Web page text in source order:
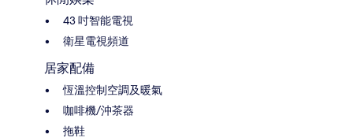
43 吋智能電視
衛星電視頻道
居家配備
恆溫控制空調及暖氣
咖啡機/沖茶器
拖鞋